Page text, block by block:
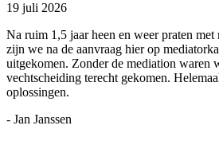
19 juli 2026
Na ruim 1,5 jaar heen en weer praten
zijn we na de aanvraag hier op
uitgekomen. Zonder de mediation waren
vechtscheiding terecht gekomen.
oplossingen.
- Jan Janssen